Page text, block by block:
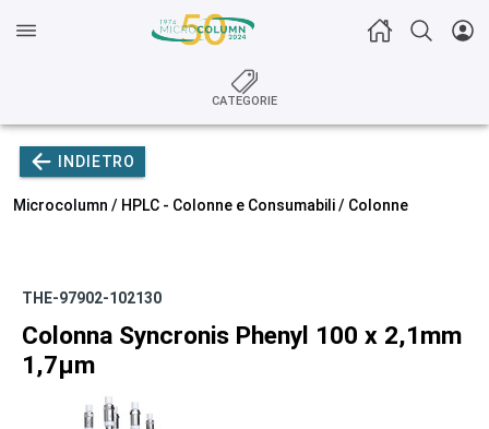
CATEGORIE
INDIETRO
Microcolumn / HPLC - Colonne e Consumabili/ Colonne
THE-97902-102130
Colonna Syncronis Phenyl 100 x 2,1mm
1,7µm